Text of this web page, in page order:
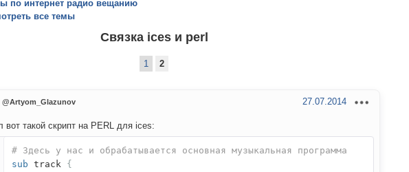
по интернет радио вещанию
все темы
Связка ices и perl
1 2
@Artyom_Glazunov 27.07.2014
вот такой скрипт на PERL для ices:
# Здесь у нас и обрабатывается основная музыкальная программа
sub track {